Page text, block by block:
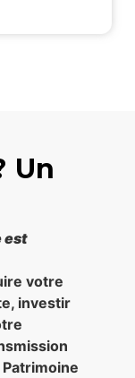
Un
est
votre
investir